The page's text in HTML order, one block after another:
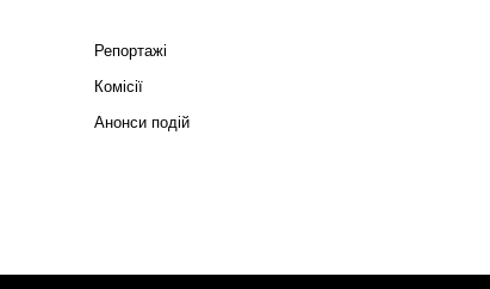
Репортажі
Комісії
Анонси подій